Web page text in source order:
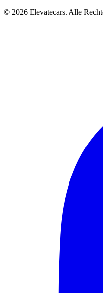
© 2026 Elevatecars. Alle